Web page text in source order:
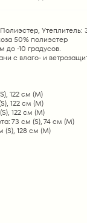
50% полиэстер
до -10 градусов.
с влаго- и
122 см (М)
122 см (М)
122 см (М)
73 см (S), 74 см (М)
(S), 128 см (М)